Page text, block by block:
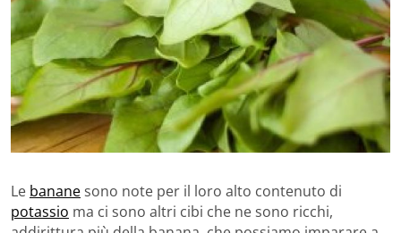
Le bananesono note per il loro alto contenuto di
potassio ma ci sono altri cibi che ne sono ricchi,